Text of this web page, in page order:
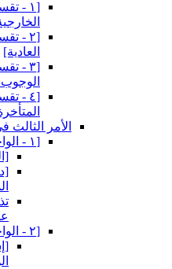
[١ -
[٢ -
العادية]
[٣ -
[٤ -
الأمر
[١ - الواجب المطلق و الواجب المشروط]
[٢ - الواجب المعلق و الواجب المنجز]